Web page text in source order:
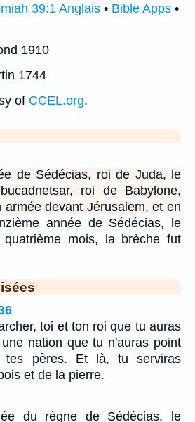
39:1 Anglais • Bible Apps •
1910
1744
of CCEL.org.
de Sédécias, roi de Juda, le
roi de Babylone,
devant Jérusalem, et en
année de Sédécias, le
mois, la brèche fut
toi et ton roi que tu auras
nation que tu n'auras point
pères. Et là, tu serviras
et de la pierre.
du règne de Sédécias, le